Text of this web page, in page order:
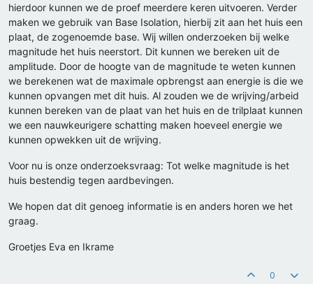
hierdoor kunnen we de proef meerdere keren uitvoeren. Verder
maken we gebruik van Base Isolation, hierbij zit aan het huis een
plaat, de zogenoemde base. Wij willen onderzoeken bij welke
magnitude het huis neerstort. Dit kunnen we bereken uit de
amplitude. Door de hoogte van de magnitude te weten kunnen
we berekenen wat de maximale opbrengst aan energie is die we
kunnen opvangen met dit huis. Al zouden we de wrijving/arbeid
kunnen bereken van de plaat van het huis en de trilplaat kunnen
we een nauwkeurigere schatting maken hoeveel energie we
kunnen opwekken uit de wrijving.
Voor nu is onze onderzoeksvraag: Tot welke magnitude is het
huis bestendig tegen aardbevingen.
We hopen dat dit genoeg informatie is en anders horen we het
graag.
Groetjes Eva en Ikrame
0